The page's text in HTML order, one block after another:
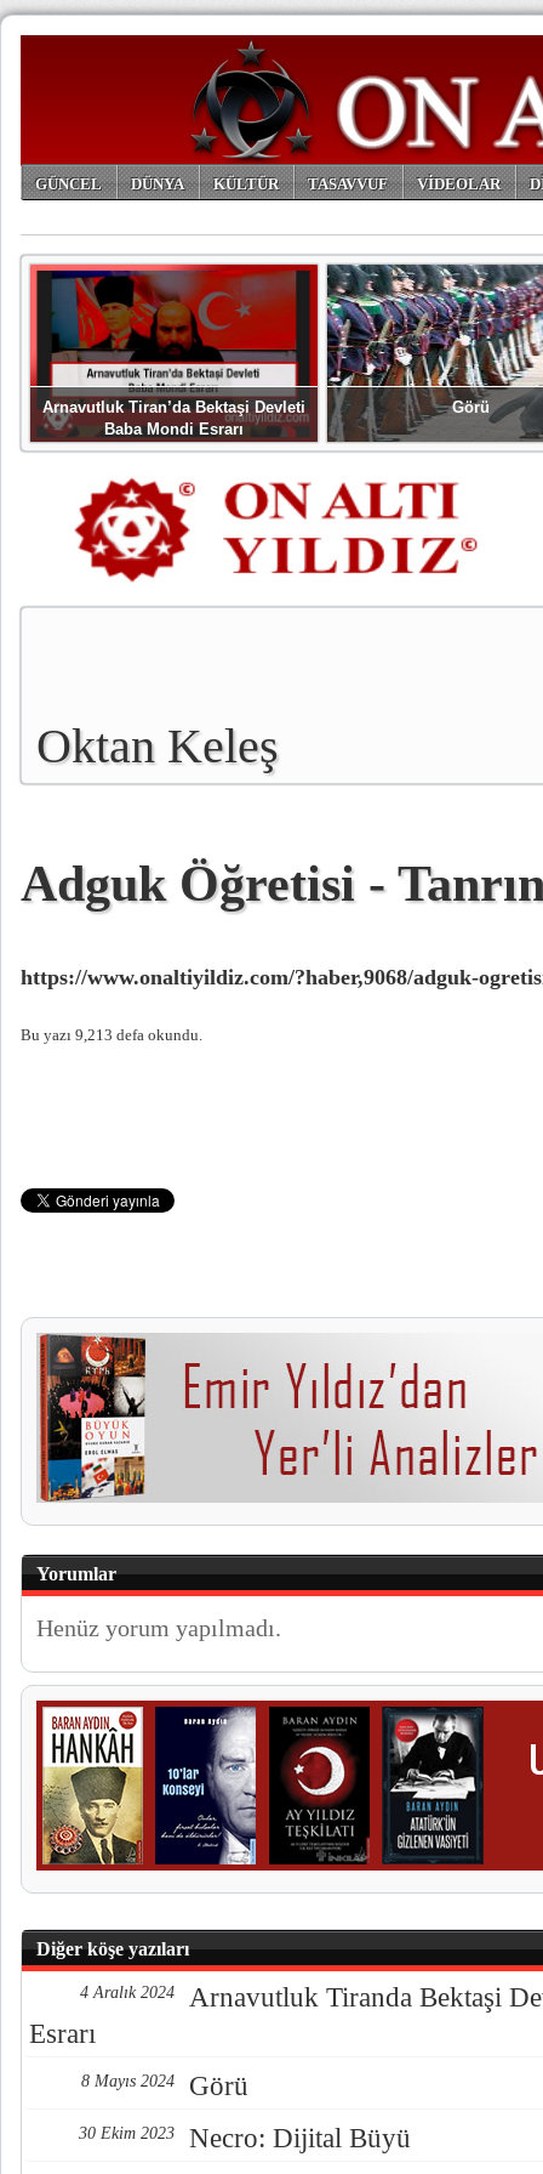
GÜNCEL DÜNYA KÜLTÜR TASAVVUF VİDEOLAR
Arnavutluk Tiran’da Bektaşi Devleti
Baba Mondi Esrarı
Görü
Oktan Keleş
Adguk Öğretisi -
https://www.onaltiyildiz.com/?haber,9068/adguk-
Bu yazı 9,213 defa okundu.
Yorumlar
Henüz yorum yapılmadı.
Diğer köşe yazıları
4 Aralık 2024
Arnavutluk Tiranda Bektaşi
Esrarı
8 Mayıs 2024 Görü
30 Ekim 2023 Necro: Dijital Büyü